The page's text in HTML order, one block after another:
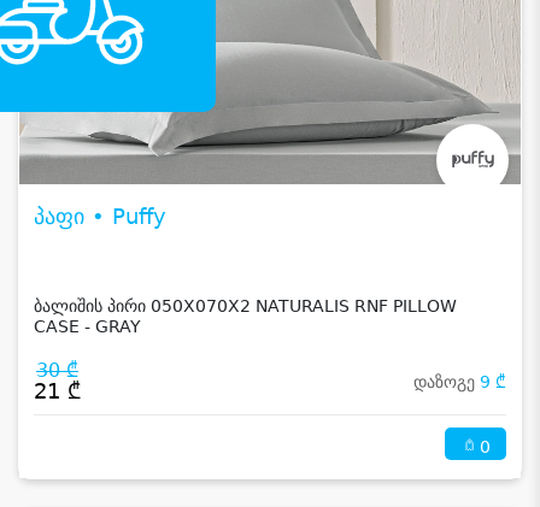
პაფი • Puffy
ბალიშის პირი 050X070X2 NATURALIS RNF PILLOW
CASE - GRAY
30 ₾
21 ₾ დაზოგე 9 ₾
0